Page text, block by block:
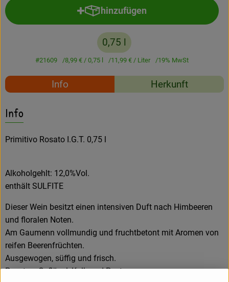
Entdecken
Über uns
hinzufügen
Produkt zum Warenkorb
0,75 l
#21609 8,99 € / 0,75 l 11,99 € / Liter 19% MwSt
Rezepte
Info Herkunft
Info
Primitivo Rosato I.G.T. 0,75 l
Alkoholgehlt: 12,0%Vol.
enthält SULFITE
Dieser Wein besitzt einen intensiven Duft nach Himbeeren
und floralen Noten.
Am Gaumenn vollmundig und fruchtbetont mit Aromen von
reifen Beerenfrüchten.
Ausgewogen, süffig und frisch.
Passt zu Geflügel, Kalb und Pasta.